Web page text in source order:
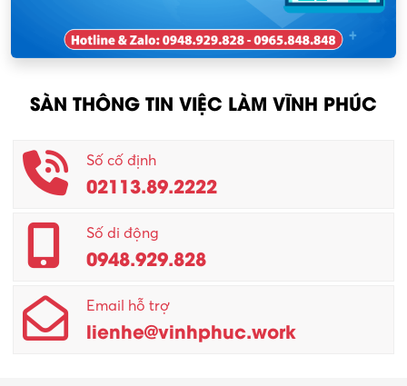
Nhân viên thu mua
Nhân viên CSKH
Phục vụ khác
Promotion Girl (PG)
Quản lý – Giám đốc
Quản lý chất lượng – QC
Quản lý sản xuất
Quản trị kinh doanh
KCN Tam Dương
SÀN THÔNG TIN VIỆC LÀM VĨNH PHÚC
Số cố định
02113.89.2222
Số di động
0948.929.828
Email hỗ trợ
lienhe@vinhphuc.work